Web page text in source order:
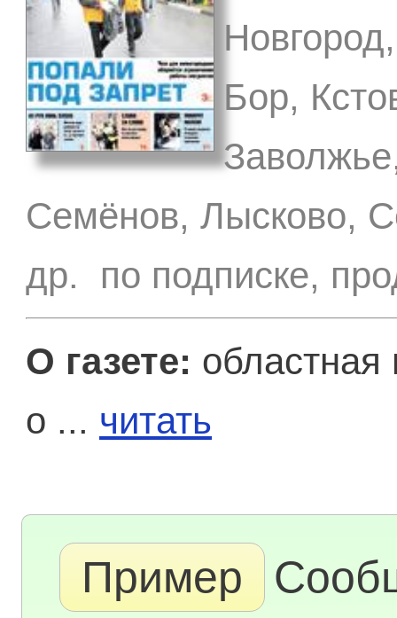
Бор,
Семёнов, Лысково,
др. по подписке,
О газете: областная
о ... читать
Пример